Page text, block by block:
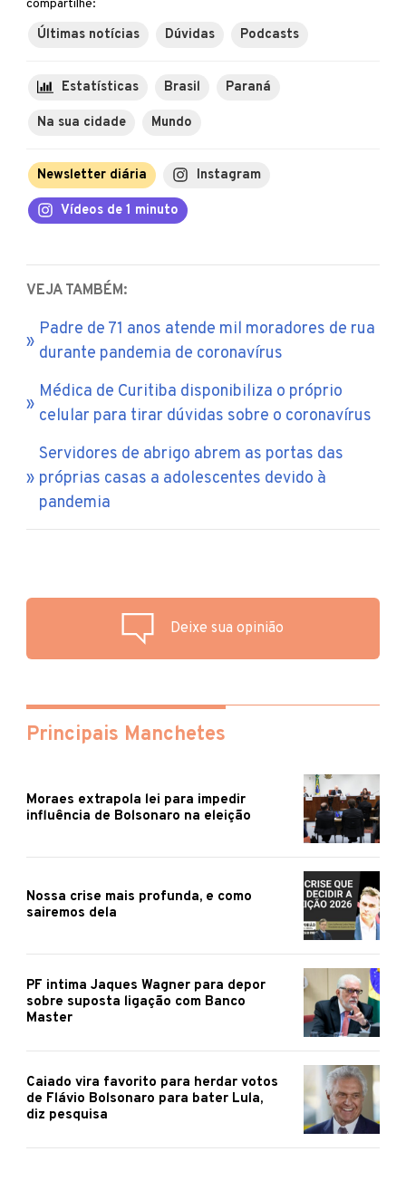
compartilhe:
Últimas notícias Dúvidas Podcasts
Estatísticas Brasil Paraná
Na sua cidade Mundo
Newsletter diária Instagram
Vídeos de 1 minuto
VEJA TAMBÉM:
Padre de 71 anos atende mil moradores de rua
durante pandemia de coronavírus
Médica de Curitiba disponibiliza o próprio
celular para tirar dúvidas sobre o coronavírus
Servidores de abrigo abrem as portas das
próprias casas a adolescentes devido à
pandemia
Deixe sua opinião
Principais Manchetes
Moraes extrapola lei para impedir
influência de Bolsonaro na eleição
Nossa crise mais profunda, e como
sairemos dela
PF intima Jaques Wagner para depor
sobre suposta ligação com Banco
Master
Caiado vira favorito para herdar votos
de Flávio Bolsonaro para bater Lula,
diz pesquisa